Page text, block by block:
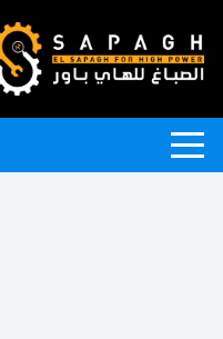
إلى
المحتوى